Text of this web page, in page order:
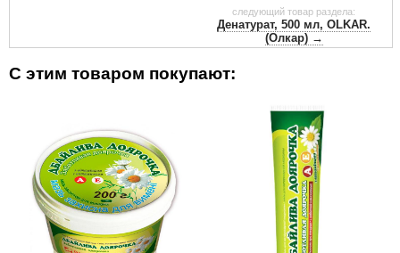
следующий товар раздела:
Денатурат, 500 мл, OLKAR.
(Олкар) →
С этим товаром покупают: